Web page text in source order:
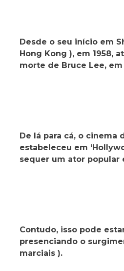
Desde o seu início em
Hong Kong ), em 1958,
morte de Bruce Lee,
De lá para cá, o
estabeleceu em
sequer um ator popular
Contudo, isso pode
presenciando o
marciais ).